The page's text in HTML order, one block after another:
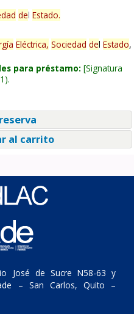
del Estado.
Eléctrica, Sociedad del Estado,
para préstamo: Signatura
al carrito
José de Sucre N58-63 y
– San Carlos, Quito –